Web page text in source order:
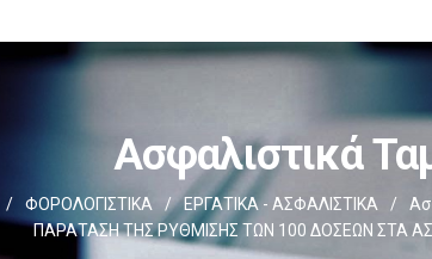
Ασφαλιστικά
/ ΦΟΡΟΛΟΓΙΣΤΙΚΑ / ΕΡΓΑΤΙΚΑ - ΑΣΦΑΛΙΣΤΙΚΑ /
ΠΑΡΑΤΑΣΗ ΤΗΣ ΡΥΘΜΙΣΗΣ ΤΩΝ 100 ΔΟΣΕΩΝ ΣΤΑ